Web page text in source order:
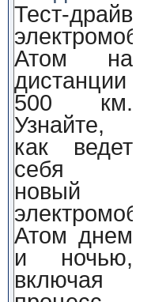
Тест-драйв
электромобиля
Атом на
дистанции
500 км.
Узнайте,
как ведет
себя
новый
электромобиль
Атом днем
и ночью,
включая